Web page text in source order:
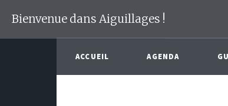
Bienvenue dans Aiguillages !
ACCUEIL AGENDA